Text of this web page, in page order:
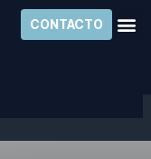
CONTACTO